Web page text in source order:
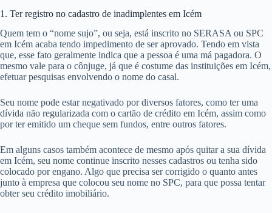
1. Ter registro no cadastro de inadimplentes em Icém
Quem tem o “nome sujo”, ou seja, está inscrito no SERASA ou SPC
em Icém acaba tendo impedimento de ser aprovado. Tendo em vista
que, esse fato geralmente indica que a pessoa é uma má pagadora. O
mesmo vale para o cônjuge, já que é costume das instituições em Icém,
efetuar pesquisas envolvendo o nome do casal.
Seu nome pode estar negativado por diversos fatores, como ter uma
dívida não regularizada com o cartão de crédito em Icém, assim como
por ter emitido um cheque sem fundos, entre outros fatores.
Em alguns casos também acontece de mesmo após quitar a sua dívida
em Icém, seu nome continue inscrito nesses cadastros ou tenha sido
colocado por engano. Algo que precisa ser corrigido o quanto antes
junto à empresa que colocou seu nome no SPC, para que possa tentar
obter seu crédito imobiliário.